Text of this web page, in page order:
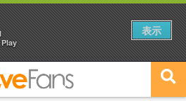
報はここから！
表示